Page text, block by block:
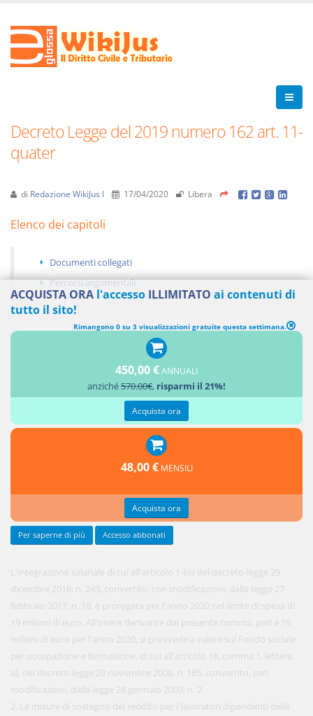
Decreto Legge del 2019 numero 162 art. 11-
quater
di Redazione WikiJus I 17/04/2020 Libera
Elenco dei capitoli
Documenti collegati
Percorsi argomentali
PROROGA DI MISURE DI SOSTEGNO DEL REDDITO
L'integrazione salariale di cui all'articolo 1-bis del decreto-legge 29
dicembre 2016, n. 243, convertito, con modificazioni, dalla legge 27
febbraio 2017, n. 18, è prorogata per l'anno 2020 nel limite di spesa di
19 milioni di euro. All'onere derivante dal presente comma, pari a 19
milioni di euro per l'anno 2020, si provvede a valere sul Fondo sociale
per occupazione e formazione, di cui all'articolo 18, comma 1, lettera
a), del decreto-legge 29 novembre 2008, n. 185, convertito, con
modificazioni, dalla legge 28 gennaio 2009, n. 2.
2. Le misure di sostegno del reddito per i lavoratori dipendenti delle
ACQUISTA ORA l'accesso ILLIMITATO ai contenuti di
tutto il sito!
Rimangono 0 su 3 visualizzazioni gratuite questa settimana.
450,00 €ANNUALI
anziché570.00€, risparmi il 21%!
Acquista ora
48,00 € MENSILI
Acquista ora
Per saperne di più Accesso abbonati